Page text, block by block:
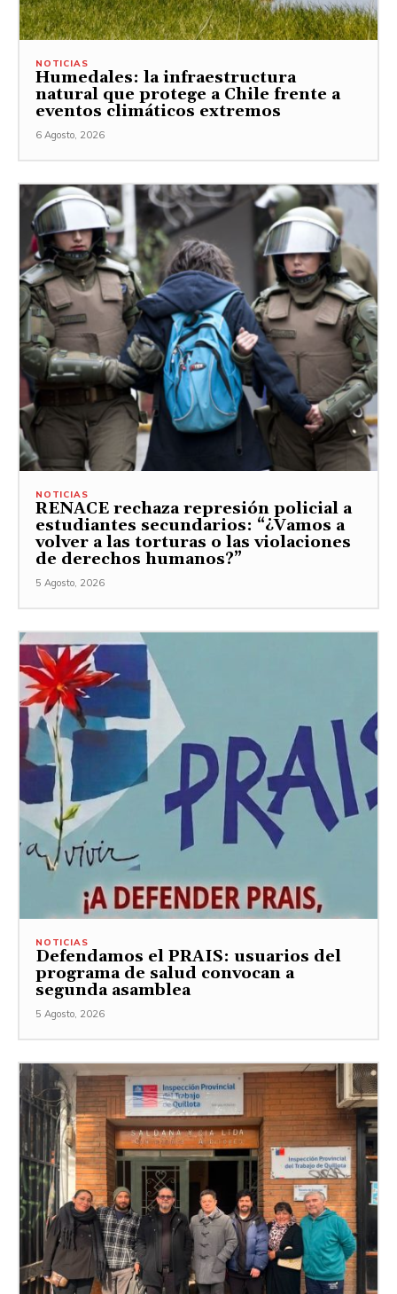
NOTICIAS
Humedales: la infraestructura
natural que protege a Chile frente a
eventos climáticos extremos
6 Agosto, 2026
NOTICIAS
RENACE rechaza represión policial a
estudiantes secundarios: “¿Vamos a
volver a las torturas o las violaciones
de derechos humanos?”
5 Agosto, 2026
NOTICIAS
Defendamos el PRAIS: usuarios del
programa de salud convocan a
segunda asamblea
5 Agosto, 2026